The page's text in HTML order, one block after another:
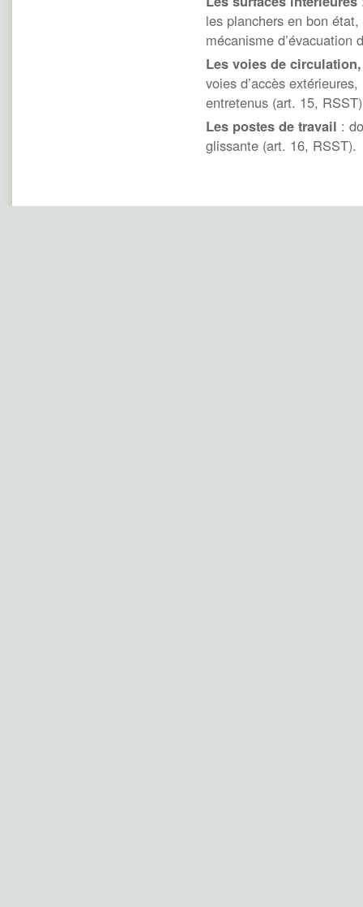
les planchers en bon
mécanisme d’évacuation
Les voies de
voies d’accès
entretenus (art. 15,
Les postes de travail :
glissante (art. 16, RSST).